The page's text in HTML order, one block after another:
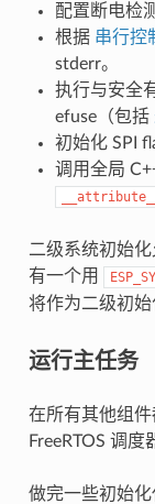
配置断电检
根据 串行控
stderr。
执行与安全
efuse（包括
初始化 SPI
调用全局
二级系统初始
有一个用
将作为二级初始
运行主任务
在所有其他组件
FreeRTOS 调度
做完一些初始